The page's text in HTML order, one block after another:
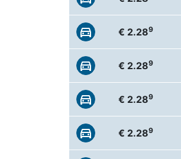
€ 2.289
€ 2.289
€ 2.289
€ 2.289